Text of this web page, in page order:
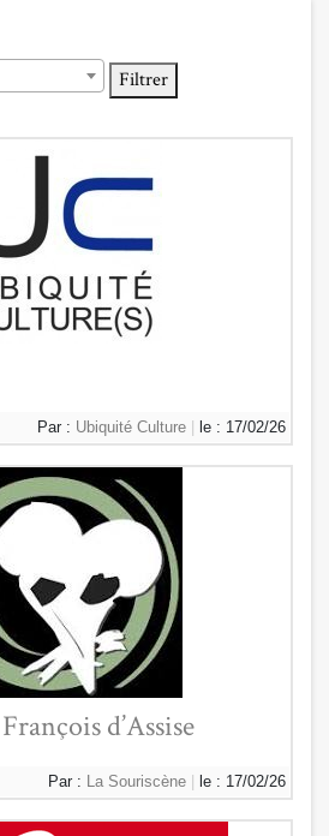
Filtrer
Par : Ubiquité Culture le : 17/02/26
d’Assise
Par : La Souriscène le : 17/02/26